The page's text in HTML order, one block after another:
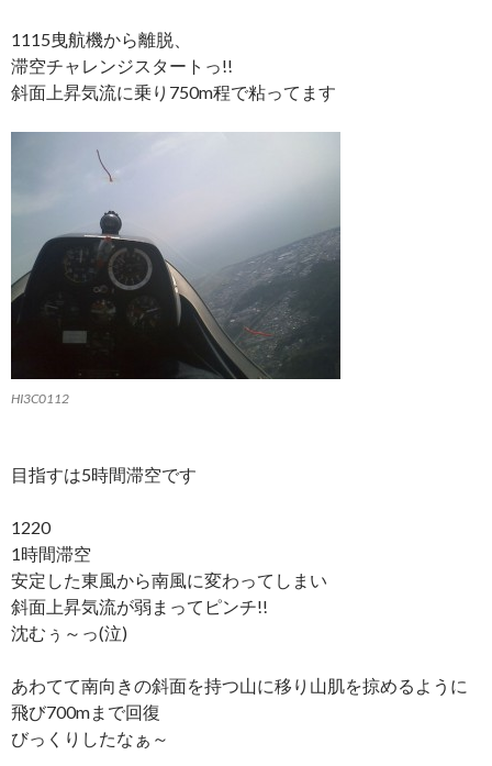
1115曳航機から離脱、
滞空チャレンジスタートっ!!
斜面上昇気流に乗り750m程で粘ってます
HI3C0112
目指すは5時間滞空です
1220
1時間滞空
安定した東風から南風に変わってしまい
斜面上昇気流が弱まってピンチ!!
沈むぅ～っ(泣)
あわてて南向きの斜面を持つ山に移り山肌を掠めるように
飛び700mまで回復
びっくりしたなぁ～